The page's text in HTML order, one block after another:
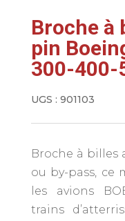
Broche à
pin
300-400-
UGS : 901103
Broche à billes
ou by-pass, ce
les avions
trains